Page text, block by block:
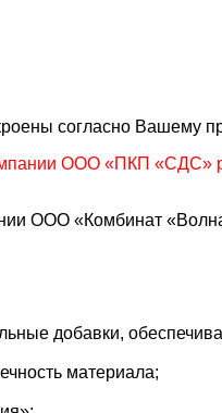
согласно Вашему
ООО «ПКП «СДС»
ООО «Комбинат
добавки,
материала;